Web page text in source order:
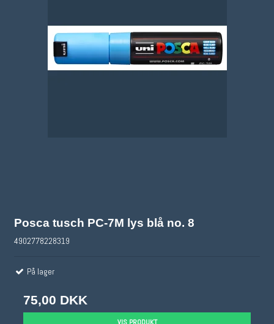
Posca tusch PC-7M lys blå no. 8
4902778228319
På lager
75,00 DKK